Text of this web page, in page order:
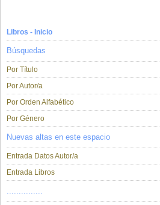
Libros - Inicio
Búsquedas
Por Título
Por Autor/a
Por Orden Alfabético
Por Género
Nuevas altas en este espacio
Entrada Datos Autor/a
Entrada Libros
...............